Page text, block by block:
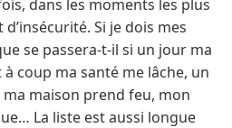
dans les moments les plus
Si je dois mes
se passera-t-il si un jour ma
coup ma santé me lâche, un
maison prend feu, mon
La liste est aussi longue